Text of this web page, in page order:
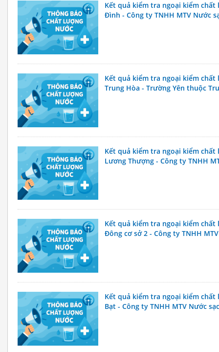
Kết quả kiểm tra ngoại kiểm
Đình - Công ty TNHH MTV Nước
Kết quả kiểm tra ngoại kiểm
Trung Hòa - Trường Yên thuộc
Kết quả kiểm tra ngoại kiểm
Lương Thượng - Công ty TNHH
Kết quả kiểm tra ngoại kiểm
Đông cơ sở 2 - Công ty TNHH
Kết quả kiểm tra ngoại kiểm
Bạt - Công ty TNHH MTV Nước